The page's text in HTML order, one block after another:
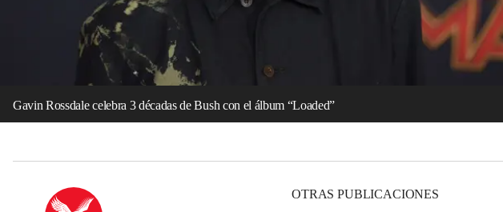
Gavin Rossdale celebra 3 décadas de Bush con el álbum “Loaded”
OTRAS PUBLICACIONES